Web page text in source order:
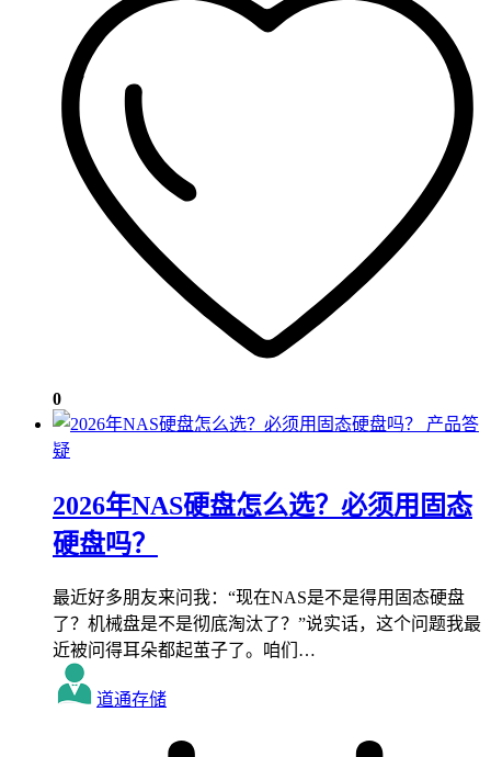
0
产品答
疑
2026年NAS硬盘怎么选？必须用固态
硬盘吗？
最近好多朋友来问我：“现在NAS是不是得用固态硬盘
了？机械盘是不是彻底淘汰了？”说实话，这个问题我最
近被问得耳朵都起茧子了。咱们…
道通存储